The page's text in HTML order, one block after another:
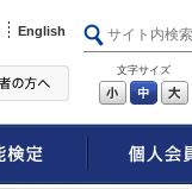
English
文字サイズ
小 中